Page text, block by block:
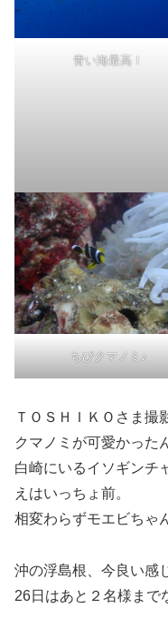
青い海最高！
ちびクマノミ♪
ＴＯＳＨＩＫＯさま撮
クマノミが可愛かった
白崎にいるイソギンチ
えはいっちょ前。
相変わらずモエビちゃ
沖の浮島根、今良い感
26日はあと２名様まで